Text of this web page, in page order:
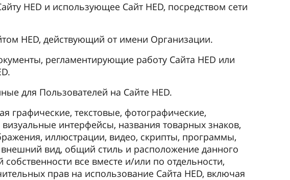
HED и использующее Сайт HED, посредством сети
HED, действующий от имени Организации.
регламентирующие работу Сайта HED или
для Пользователей на Сайте HED.
графические, текстовые, фотографические,
интерфейсы, названия товарных знаков,
иллюстрации, видео, скрипты, программы,
вид, общий стиль и расположение данного
все вместе и/или по отдельности,
прав на использование Сайта HED, включая